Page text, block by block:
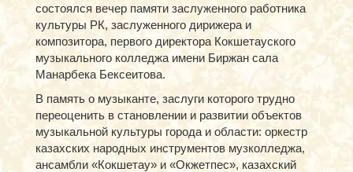
состоялся вечер памяти заслуженного работника
культуры РК, заслуженного дирижера и
композитора, первого директора Кокшетауского
музыкального колледжа имени Биржан сала
Манарбека Бексеитова.
В память о музыканте, заслуги которого трудно
переоценить в становлении и развитии объектов
музыкальной культуры города и области: оркестр
казахских народных инструментов музколледжа,
ансамбли «Кокшетау» и «Окжетпес», казахский